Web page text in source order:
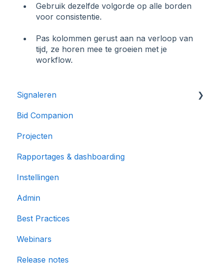
Gebruik dezelfde volgorde op alle borden
voor consistentie.
Pas kolommen gerust aan na verloop van
tijd, ze horen mee te groeien met je
workflow.
Signaleren
Nieuwe Kansen
Database
Bid Companion
Projecten
Rapportages & dashboarding
Instellingen
Admin
Best Practices
Webinars
Release notes